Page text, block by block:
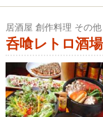
居酒屋 創作料理 その他
呑喰レトロ